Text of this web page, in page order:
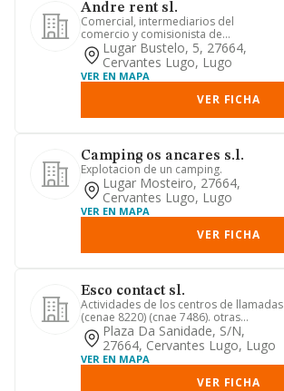
Andre rent sl.
Comercial, intermediarios del
comercio y comisionista de
automoción. reparación de vehículos a
moto...
Lugar Bustelo, 5, 27664,
Cervantes Lugo, Lugo
VER EN MAPA
VER FICHA
Camping os ancares s.l.
Explotacion de un camping.
Lugar Mosteiro, 27664,
Cervantes Lugo, Lugo
VER EN MAPA
VER FICHA
Esco contact sl.
Actividades de los centros de llamadas
(cenae 8220) (cnae 7486). otras
actividades de apoyo a las e...
Plaza Da Sanidade, S/n,
27664, Cervantes Lugo, Lugo
VER EN MAPA
VER FICHA